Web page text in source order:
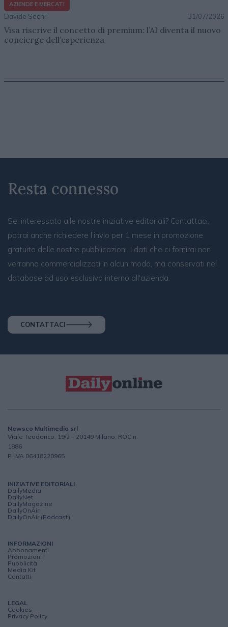
AZIENDE E MERCATI
Davide Sechi 31/07/2026
Visa riscrive il concetto di premium: l’AI diventa il nuovo
concierge dell’esperienza
Resta connesso
Sei interessato alle nostre iniziative editoriali? Contattaci,
potrai anche richiedere l’invio per 1 mese in promozione
gratuita delle nostre pubblicazioni. I dati che ci fornirai non
verranno commercializzati in alcun modo, ma conservati nel
database ad uso esclusivo interno all'azienda.
CONTATTACI
Newsco Multimedia srl
Viale Teodorico, 19/2 – 20149 Milano, ROC n.
1886
P. IVA 06418220965
INIZIATIVE EDITORIALI
DailyMedia
DailyNet
DailyMagazine
DailyOnAir
DailyOnAir (Podcast)
INFORMAZIONI
Abbonamenti
Promozioni
Pubblicità
Media Kit
Contatti
LEGAL
Cookies
Privacy Policy